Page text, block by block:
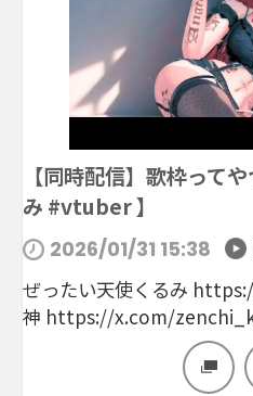
【同時配信】歌枠って
み #vtuber 】
2026/01/31 15:38
ぜったい天使くるみ
神 https://x.com/